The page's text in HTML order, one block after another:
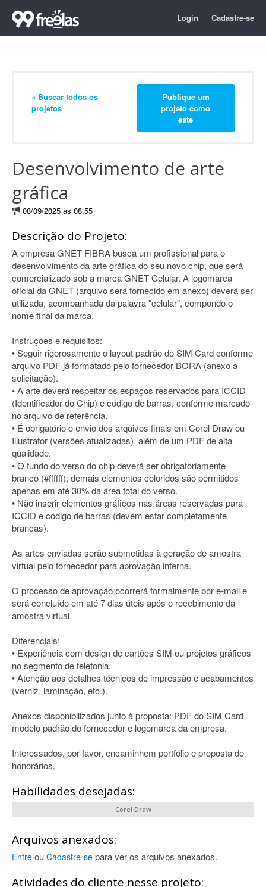
Login Cadastre-se
« Buscar todos os
projetos
Publique um
projeto como
este
Desenvolvimento de arte
gráfica
08/09/2025 às 08:55
Descrição do Projeto:
A empresa GNET FIBRA busca um profissional para o
desenvolvimento da arte gráfica do seu novo chip, que será
comercializado sob a marca GNET Celular. A logomarca
oficial da GNET (arquivo será fornecido em anexo) deverá ser
utilizada, acompanhada da palavra "celular", compondo o
nome final da marca.
Instruções e requisitos:
• Seguir rigorosamente o layout padrão do SIM Card conforme
arquivo PDF já formatado pelo fornecedor BORA (anexo à
solicitação).
• A arte deverá respeitar os espaços reservados para ICCID
(Identificador do Chip) e código de barras, conforme marcado
no arquivo de referência.
• É obrigatório o envio dos arquivos finais em Corel Draw ou
Illustrator (versões atualizadas), além de um PDF de alta
qualidade.
• O fundo do verso do chip deverá ser obrigatoriamente
branco (#ffffff); demais elementos coloridos são permitidos
apenas em até 30% da área total do verso.
• Não inserir elementos gráficos nas áreas reservadas para
ICCID e código de barras (devem estar completamente
brancas).
As artes enviadas serão submetidas à geração de amostra
virtual pelo fornecedor para aprovação interna.
O processo de aprovação ocorrerá formalmente por e-mail e
será concluído em até 7 dias úteis após o recebimento da
amostra virtual.
Diferenciais:
• Experiência com design de cartões SIM ou projetos gráficos
no segmento de telefonia.
• Atenção aos detalhes técnicos de impressão e acabamentos
(verniz, laminação, etc.).
Anexos disponibilizados junto à proposta: PDF do SIM Card
modelo padrão do fornecedor e logomarca da empresa.
Interessados, por favor, encaminhem portfólio e proposta de
honorários.
Habilidades desejadas:
Corel Draw
Arquivos anexados:
Entre ou Cadastre-se para ver os arquivos anexados.
Atividades do cliente nesse projeto: